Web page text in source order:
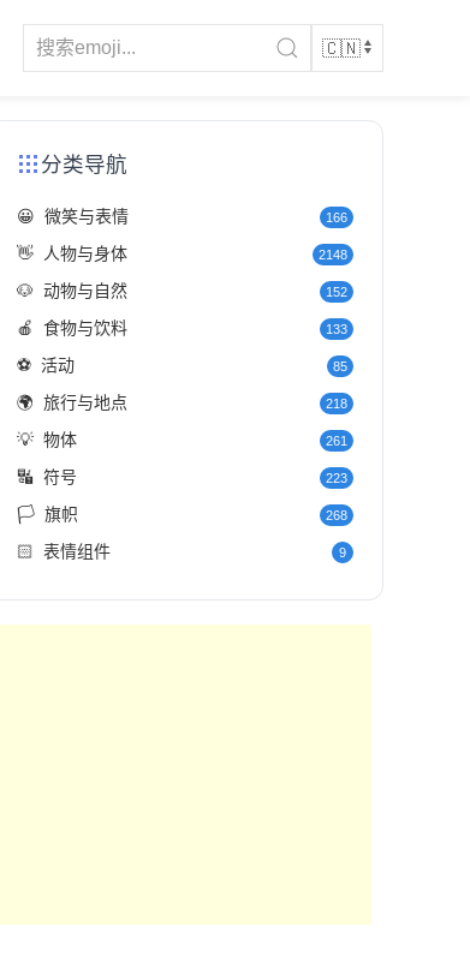
分类导航
😀 微笑与表情 166
👋 人物与身体 2148
🐶 动物与自然 152
🍎 食物与饮料 133
⚽ 活动 85
🌍 旅行与地点 218
💡 物体 261
🔣 符号 223
🏳️ 旗帜 268
🏻 表情组件 9